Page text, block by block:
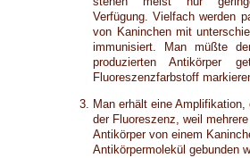
Verfügung. Vielfach werden
von Kaninchen mit
immunisiert. Man müßte
produzierten Antikörper
Fluoreszenzfarbstoff
Man erhält eine Amplifikation,
der Fluoreszenz, weil
Antikörper von einem
Antikörpermolekül gebunden